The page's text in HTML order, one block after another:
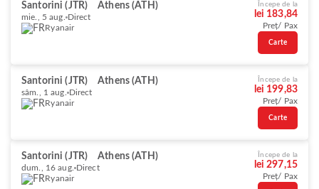
Santorini (JTR) Athens (ATH)
mie., 5 aug. Direct
Ryanair
Începe de la
lei 183,84
Preț/ Pax
Carte
Santorini (JTR) Athens (ATH)
sâm., 1 aug. Direct
Ryanair
Începe de la
lei 199,83
Preț/ Pax
Carte
Santorini (JTR) Athens (ATH)
dum., 16 aug. Direct
Ryanair
Începe de la
lei 297,15
Preț/ Pax